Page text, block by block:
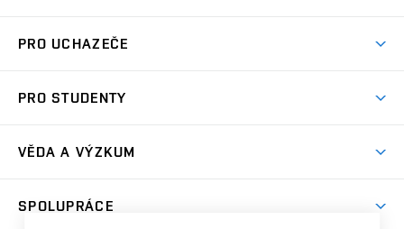
Koleje
Sport na VUT
PRO UCHAZEČE
Dny otevřených dveří
Celoživotní vzdělávání
PRO STUDENTY
Harmonogram akademického roku
Zpracování osobních údajů studentů
Sociální bezpečí
VĚDA A VÝZKUM
SPOLUPRÁCE